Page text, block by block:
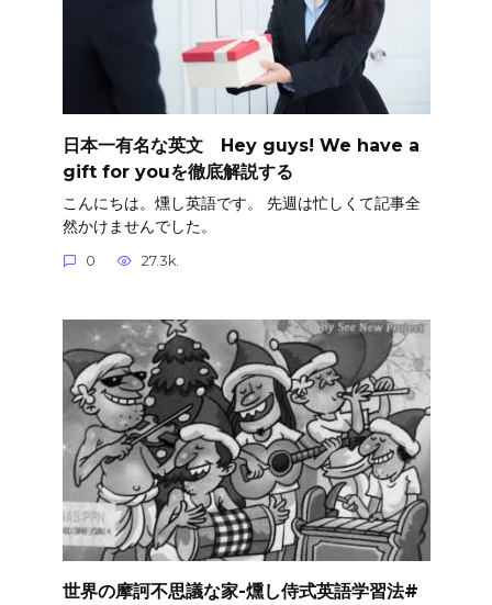
日本一有名な英文 Hey guys! We have a
gift for youを徹底解説する
こんにちは。燻し英語です。 先週は忙しくて記事全
然かけませんでした。
0 27.3k.
世界の摩訶不思議な家-燻し侍式英語学習法#